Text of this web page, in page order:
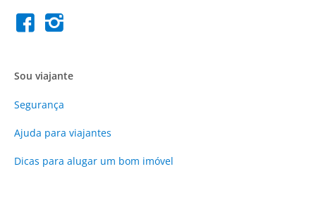
Sou viajante
Segurança
Ajuda para viajantes
Dicas para alugar um bom imóvel